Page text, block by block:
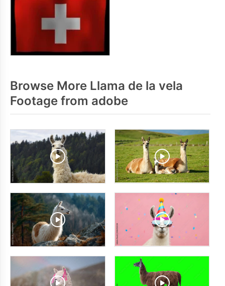
Browse More Llama de la vela
Footage from adobe